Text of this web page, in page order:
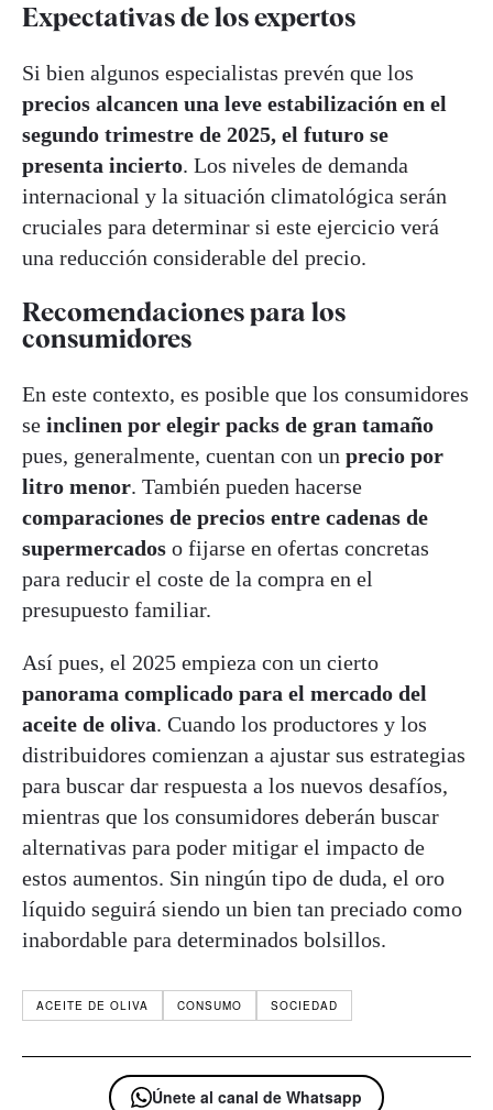
Expectativas de los expertos
Si bien algunos especialistas prevén que los
precios alcancen una leve estabilización en el
segundo trimestre de 2025, el futuro se
presenta incierto. Los niveles de demanda
internacional y la situación climatológica serán
cruciales para determinar si este ejercicio verá
una reducción considerable del precio.
Recomendaciones para los
consumidores
En este contexto, es posible que los consumidores
se inclinen por elegir packs de gran tamaño
pues, generalmente, cuentan con un precio por
litro menor. También pueden hacerse
comparaciones de precios entre cadenas de
supermercados o fijarse en ofertas concretas
para reducir el coste de la compra en el
presupuesto familiar.
Así pues, el 2025 empieza con un cierto
panorama complicado para el mercado del
aceite de oliva. Cuando los productores y los
distribuidores comienzan a ajustar sus estrategias
para buscar dar respuesta a los nuevos desafíos,
mientras que los consumidores deberán buscar
alternativas para poder mitigar el impacto de
estos aumentos. Sin ningún tipo de duda, el oro
líquido seguirá siendo un bien tan preciado como
inabordable para determinados bolsillos.
ACEITE DE OLIVA CONSUMO SOCIEDAD
Únete al canal de Whatsapp